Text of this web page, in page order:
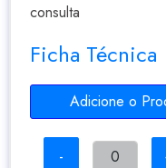
consulta
Ficha Técnica
Adicione o
-